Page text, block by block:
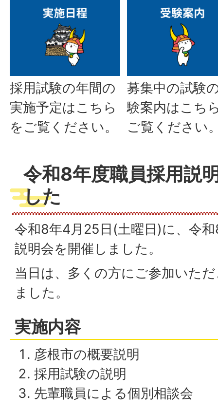
採用試験の年間の
実施予定はこちら
をご覧ください。
募集中の試験
験案内はこち
ご覧ください
令和8年度職員採用説
した
令和8年4月25日(土曜日)に、令
説明会を開催しました。
当日は、多くの方にご参加いた
ました。
実施内容
彦根市の概要説明
採用試験の説明
先輩職員による個別相談会